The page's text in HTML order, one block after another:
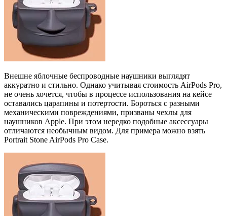
Внешне яблочные беспроводные наушники выглядят
аккуратно и стильно. Однако учитывая стоимость AirPods Pro,
не очень хочется, чтобы в процессе использования на кейсе
оставались царапины и потертости. Бороться с разными
механическими повреждениями, призваны чехлы для
наушников Apple. При этом нередко подобные аксессуары
отличаются необычным видом. Для примера можно взять
Portrait Stone AirPods Pro Case.